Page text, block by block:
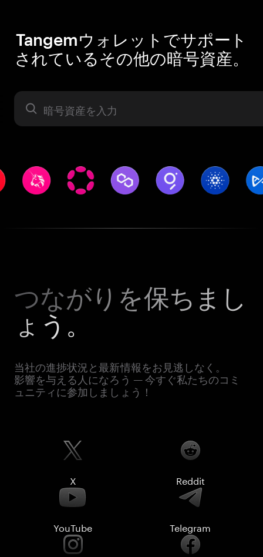
Tangemウォレットでサポート
されているその他の暗号資産。
暗号資産
つながりを保ちまし
ょう。
当社の進捗状況と最新情報をお見逃しなく。
影響を与える人になろう — 今すぐ私たちのコミ
ュニティに参加しましょう！
X Reddit
YouTube Telegram